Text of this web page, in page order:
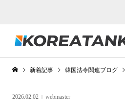
新着記事 韓国法令関連ブログ
2026.02.02 webmaster